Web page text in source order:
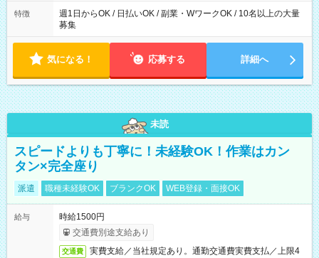
特徴
週1日からOK / 日払いOK / 副業・WワークOK / 10名以上の大量
募集
気になる！ 応募する 詳細へ
未読
スピードよりも丁寧に！未経験OK！作業はカン
タン×完全座り
派遣 職種未経験OK ブランクOK WEB登録・面接OK
給与
時給1500円
交通費別途支給あり
交通費
実費支給／当社規定あり。通勤交通費実費支払／上限4